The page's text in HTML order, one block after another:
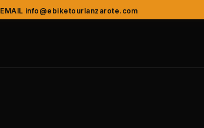
EMAIL info@ebiketourlanzarote.com